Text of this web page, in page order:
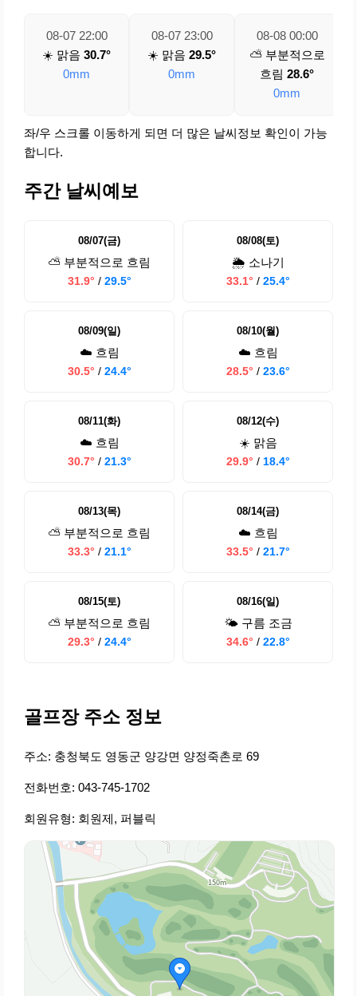
08-07 22:00
☀️ 맑음 30.7°
0mm
08-07 23:00
☀️ 맑음 29.5°
0mm
08-08 00:00
⛅ 부분적으로
흐림 28.6°
0mm
좌/우 스크롤 이동하게 되면 더 많은 날씨정보 확인이 가능
합니다.
주간 날씨예보
08/07(금)
⛅ 부분적으로 흐림
31.9° / 29.5°
08/08(토)
🌦️ 소나기
33.1° / 25.4°
08/09(일)
☁️ 흐림
30.5° / 24.4°
08/10(월)
☁️ 흐림
28.5° / 23.6°
08/11(화)
☁️ 흐림
30.7° / 21.3°
08/12(수)
☀️ 맑음
29.9° / 18.4°
08/13(목)
⛅ 부분적으로 흐림
33.3° / 21.1°
08/14(금)
☁️ 흐림
33.5° / 21.7°
08/15(토)
⛅ 부분적으로 흐림
29.3° / 24.4°
08/16(일)
🌤️ 구름 조금
34.6° / 22.8°
골프장 주소 정보
주소: 충청북도 영동군 양강면 양정죽촌로 69
전화번호: 043-745-1702
회원유형: 회원제, 퍼블릭